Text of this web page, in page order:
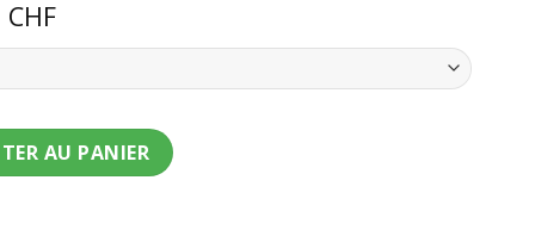
CHF
Chasseuse de démon Kpop en short fille
AU PANIER